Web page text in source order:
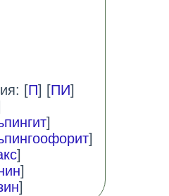
[П] [ПИ]
]
]
]
]
]